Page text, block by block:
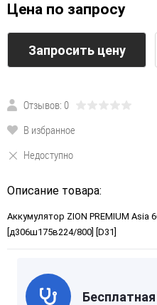
Цена по запросу
Запросить цену
Отзывов: 0
В избранное
Недоступно
Описание товара:
Аккумулятор ZION PREMIUM Asia
[д306ш175в224/800] [D31]